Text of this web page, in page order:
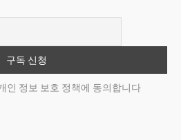
인 정보 보호 정책에 동의합니다